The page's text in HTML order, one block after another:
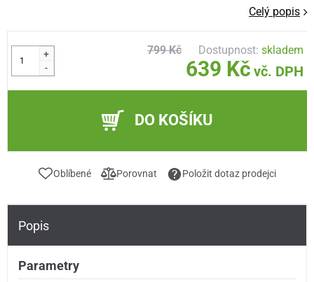
Celý popis
+
-
799 Kč Dostupnost:skladem
639 Kč vč. DPH
DO KOŠÍKU
Oblíbené Porovnat Položit dotaz prodejci
Popis
Parametry